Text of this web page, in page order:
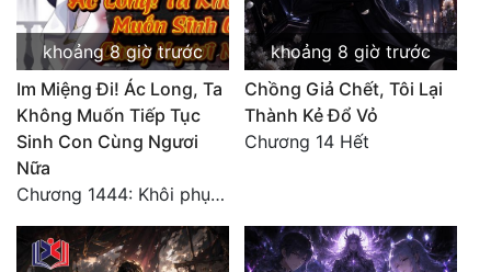
Tiên Hiệp
Tiểu Thuyết
Trinh Thám
Triều Đấu
Trùng Sinh
Trọng Sinh
khoảng 8 giờ trước
Im Miệng Đi! Ác Long, Ta
Không Muốn Tiếp Tục
Sinh Con Cùng Ngươi
Nữa
Chương 1444: Khôi phục quỹ đạo
khoảng 8 giờ trước
Chồng Giả Chết, Tôi Lại
Thành Kẻ Đổ Vỏ
Chương 14 Hết